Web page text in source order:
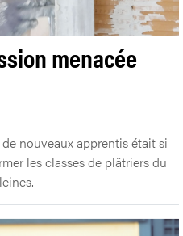
menacée
nouveaux apprentis était si
les classes de plâtriers du